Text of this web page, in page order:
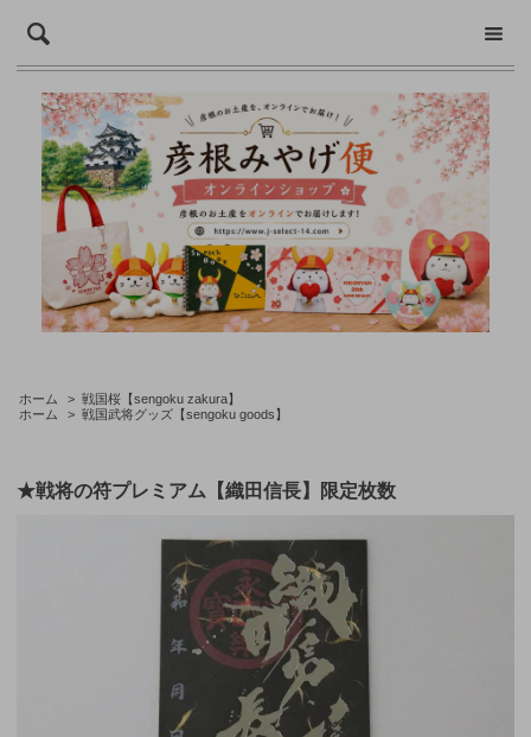
ホーム > 戦国桜【sengoku zakura】
ホーム
> 戦国武将グッズ【sengoku goods】
★戦将の符プレミアム【織田信長】限定枚数